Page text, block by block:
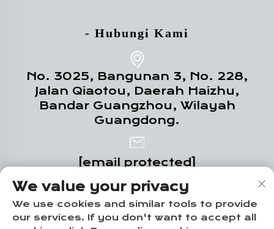
- Hubungi Kami
No. 3025, Bangunan 3, No. 228,
Jalan Qiaotou, Daerah Haizhu,
Bandar Guangzhou, Wilayah
Guangdong.
[email protected]
+86-18102719517
We value your privacy
We use cookies and similar tools to provide
our services. If you don't want to accept all